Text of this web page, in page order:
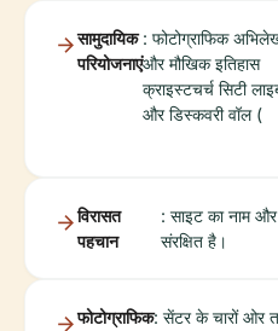
सामुदायिक
परियोजनाएं
: फोटोग्राफिक
और मौखिक इतिहास
क्राइस्टचर्च सिटी
और डिस्कवरी वॉल (
विरासत
पहचान
: साइट का नाम
संरक्षित है।
फोटोग्राफिक: सेंटर के चारों ओर